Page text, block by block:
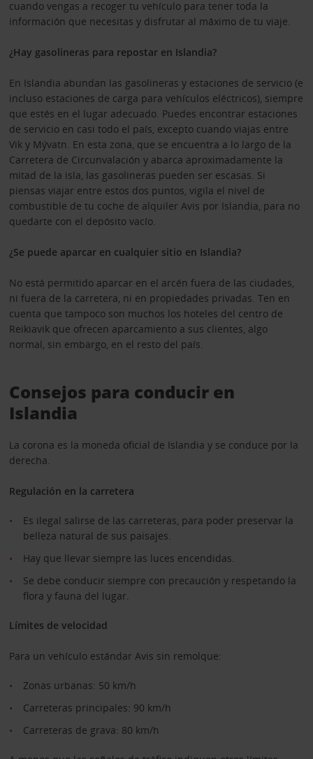
cuando vengas a recoger tu vehículo para tener toda la
información que necesitas y disfrutar al máximo de tu viaje.
¿Hay gasolineras para repostar en Islandia?
En Islandia abundan las gasolineras y estaciones de servicio (e
incluso estaciones de carga para vehículos eléctricos), siempre
que estés en el lugar adecuado. Puedes encontrar estaciones
de servicio en casi todo el país, excepto cuando viajas entre
Vik y Mývatn. En esta zona, que se encuentra a lo largo de la
Carretera de Circunvalación y abarca aproximadamente la
mitad de la isla, las gasolineras pueden ser escasas. Si
piensas viajar entre estos dos puntos, vigila el nivel de
combustible de tu coche de alquiler Avis por Islandia, para no
quedarte con el depósito vacío.
¿Se puede aparcar en cualquier sitio en Islandia?
No está permitido aparcar en el arcén fuera de las ciudades,
ni fuera de la carretera, ni en propiedades privadas. Ten en
cuenta que tampoco son muchos los hoteles del centro de
Reikiavik que ofrecen aparcamiento a sus clientes, algo
normal, sin embargo, en el resto del país.
Consejos para conducir en
Islandia
La corona es la moneda oficial de Islandia y se conduce por la
derecha.
Regulación en la carretera
Es ilegal salirse de las carreteras, para poder preservar la
belleza natural de sus paisajes.
Hay que llevar siempre las luces encendidas.
Se debe conducir siempre con precaución y respetando la
flora y fauna del lugar.
Límites de velocidad
Para un vehículo estándar Avis sin remolque:
Zonas urbanas: 50 km/h
Carreteras principales: 90 km/h
Carreteras de grava: 80 km/h